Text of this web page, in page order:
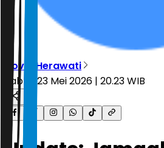
Novia Herawati
Sabtu, 23 Mei 2026 | 20.23 WIB